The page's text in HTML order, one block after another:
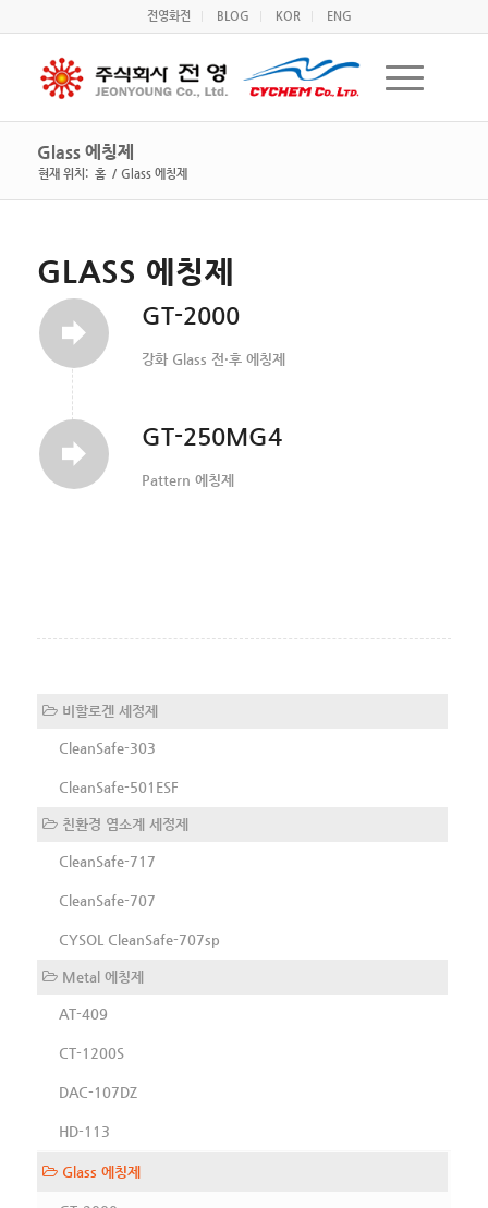
전영화전 BLOG KOR ENG
Glass 에칭제
현재 위치: 홈 / Glass 에칭제
GLASS 에칭제
GT-2000
강화 Glass 전·후 에칭제
GT-250MG4
Pattern 에칭제
비할로겐 세정제
CleanSafe-303
CleanSafe-501ESF
친환경 염소계 세정제
CleanSafe-717
CleanSafe-707
CYSOL CleanSafe-707sp
Metal 에칭제
AT-409
CT-1200S
DAC-107DZ
HD-113
Glass 에칭제